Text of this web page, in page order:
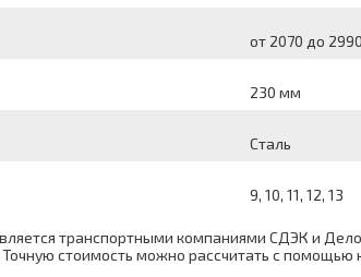
от 2070 до
230 мм
Сталь
9, 10, 11, 12, 13
транспортными компаниями СДЭК и
Точную стоимость можно рассчитать с помощью